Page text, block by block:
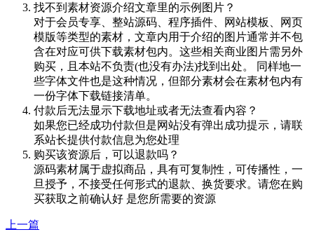
找不到素材资源介绍文章里的示例图片？
对于会员专享、整站源码、程序插件、网站模板、网页
模版等类型的素材，文章内用于介绍的图片通常并不包
含在对应可供下载素材包内。这些相关商业图片需另外
购买，且本站不负责(也没有办法)找到出处。 同样地一
些字体文件也是这种情况，但部分素材会在素材包内有
一份字体下载链接清单。
付款后无法显示下载地址或者无法查看内容？
如果您已经成功付款但是网站没有弹出成功提示，请联
系站长提供付款信息为您处理
购买该资源后，可以退款吗？
源码素材属于虚拟商品，具有可复制性，可传播性，一
旦授予，不接受任何形式的退款、换货要求。请您在购
买获取之前确认好 是您所需要的资源
上一篇